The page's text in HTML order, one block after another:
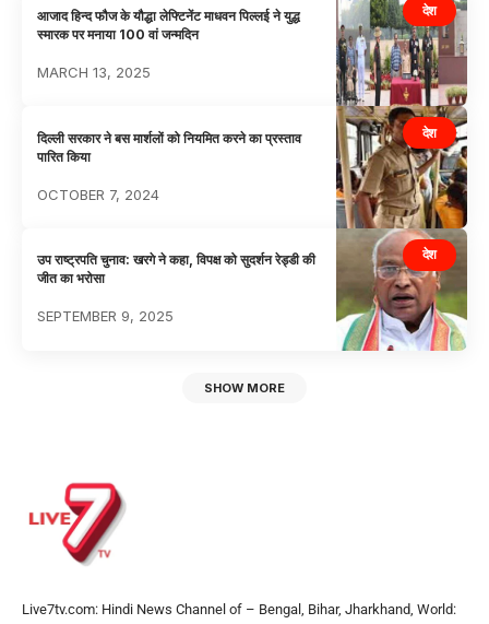
देश
आजाद हिन्द फौज के यौद्धा लेफ्टिनेंट माधवन पिल्लई ने युद्ध
स्मारक पर मनाया 100 वां जन्मदिन
MARCH 13, 2025
देश
दिल्ली सरकार ने बस मार्शलों को नियमित करने का प्रस्ताव
पारित किया
OCTOBER 7, 2024
देश
उप राष्ट्रपति चुनाव: खरगे ने कहा, विपक्ष को सुदर्शन रेड्डी की
जीत का भरोसा
SEPTEMBER 9, 2025
SHOW MORE
Live7tv.com: Hindi News Channel of – Bengal, Bihar, Jharkhand, World: